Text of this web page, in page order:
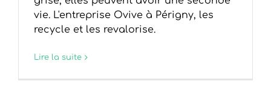
vie. L'entreprise Ovive à Périgny, les
recycle et les revalorise.
Lire la suite